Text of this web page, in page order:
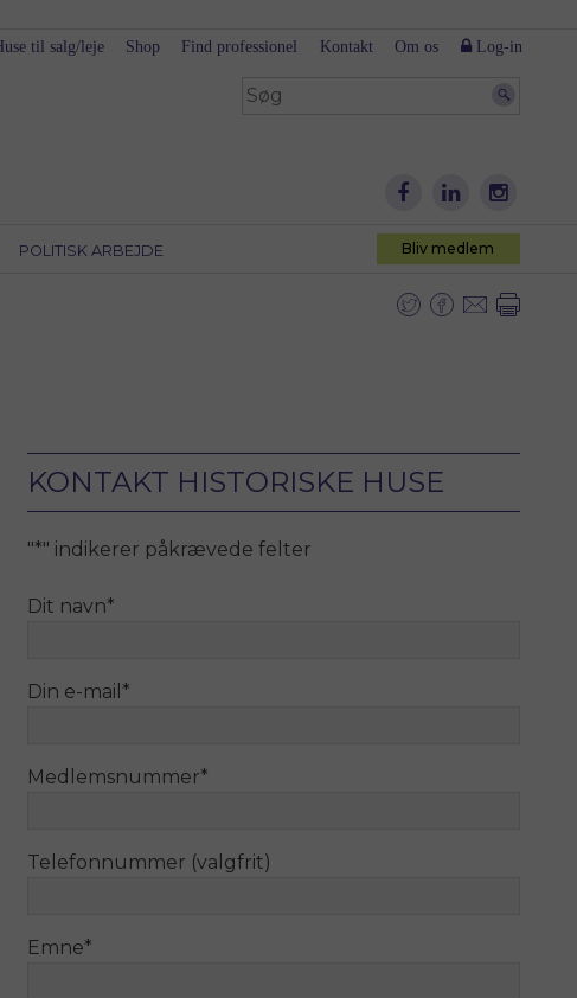
POLITISK ARBEJDE Bliv medlem
til salg/leje Shop Find professionel Kontakt Om os Log-in
KONTAKT HISTORISKE HUSE
"*" indikerer påkrævede felter
Dit navn*
Din e-mail *
Medlemsnummer*
Telefonnummer (valgfrit)
Emne*